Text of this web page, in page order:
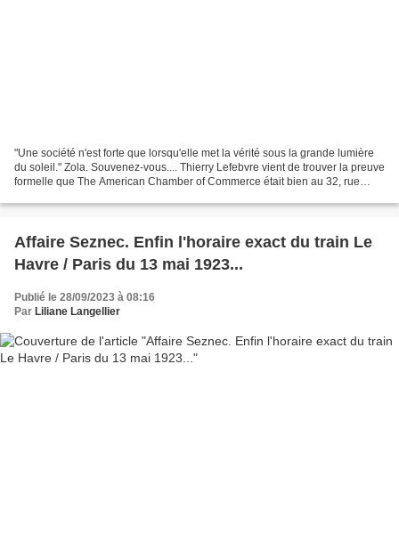
"Une société n'est forte que lorsqu'elle met la vérité sous la grande lumière
du soleil." Zola. Souvenez-vous.... Thierry Lefebvre vient de trouver la preuve
formelle que The American Chamber of Commerce était bien au 32, rue
Affaire Seznec. Enfin l'horaire exact du train Le
Havre / Paris du 13 mai 1923...
Publié le 28/09/2023 à 08:16
Par Liliane Langellier